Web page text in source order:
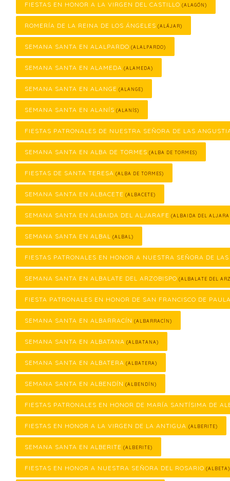
FIESTAS EN HONOR A LA VIRGEN DEL CASTILLO (ALAGÓN)
ROMERÍA DE LA REINA DE LOS ÁNGELES (ALÁJAR)
SEMANA SANTA EN ALALPARDO (ALALPARDO)
SEMANA SANTA EN ALAMEDA (ALAMEDA)
SEMANA SANTA EN ALANGE (ALANGE)
SEMANA SANTA EN ALANÍS (ALANÍS)
FIESTAS PATRONALES DE NUESTRA SEÑORA DE LAS
SEMANA SANTA EN ALBA DE TORMES (ALBA DE TORMES)
FIESTAS DE SANTA TERESA (ALBA DE TORMES)
SEMANA SANTA EN ALBACETE (ALBACETE)
SEMANA SANTA EN ALBAIDA DEL ALJARAFE (ALBAIDA DEL
SEMANA SANTA EN ALBAL (ALBAL)
FIESTAS PATRONALES EN HONOR A NUESTRA SEÑORA DE
SEMANA SANTA EN ALBALATE DEL ARZOBISPO (ALBALATE DEL
FIESTA PATRONALES EN HONOR DE SAN FRANCISCO DE
SEMANA SANTA EN ALBARRACÍN (ALBARRACÍN)
SEMANA SANTA EN ALBATANA (ALBATANA)
SEMANA SANTA EN ALBATERA (ALBATERA)
SEMANA SANTA EN ALBENDÍN (ALBENDÍN)
FIESTAS PATRONALES EN HONOR DE MARÍA SANTÍSIMA DE
FIESTAS EN HONOR A LA VIRGEN DE LA ANTIGUA (ALBERITE)
SEMANA SANTA EN ALBERITE (ALBERITE)
FIESTAS EN HONOR A NUESTRA SEÑORA DEL ROSARIO (ALBETA)